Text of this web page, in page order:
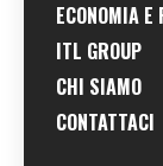
ECONOMIA E
ITL GROUP
CHI SIAMO
CONTATTACI